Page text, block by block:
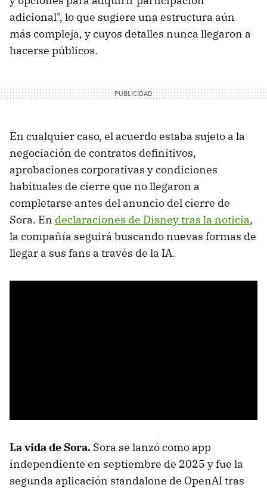
adicional", lo que sugiere una estructura aún
más compleja, y cuyos detalles nunca llegaron a
hacerse públicos.
En cualquier caso, el acuerdo estaba sujeto a la
negociación de contratos definitivos,
aprobaciones corporativas y condiciones
habituales de cierre que no llegaron a
completarse antes del anuncio del cierre de
Sora. En declaraciones de Disney tras la noticia,
la compañía seguirá buscando nuevas formas de
llegar a sus fans a través de la IA.
La vida de Sora. Sora se lanzó como app
independiente en septiembre de 2025 y fue la
segunda aplicación standalone de OpenAI tras